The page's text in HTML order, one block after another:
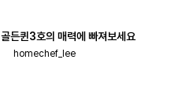
골든퀸3호의 매력에 빠져보세요
homechef_lee